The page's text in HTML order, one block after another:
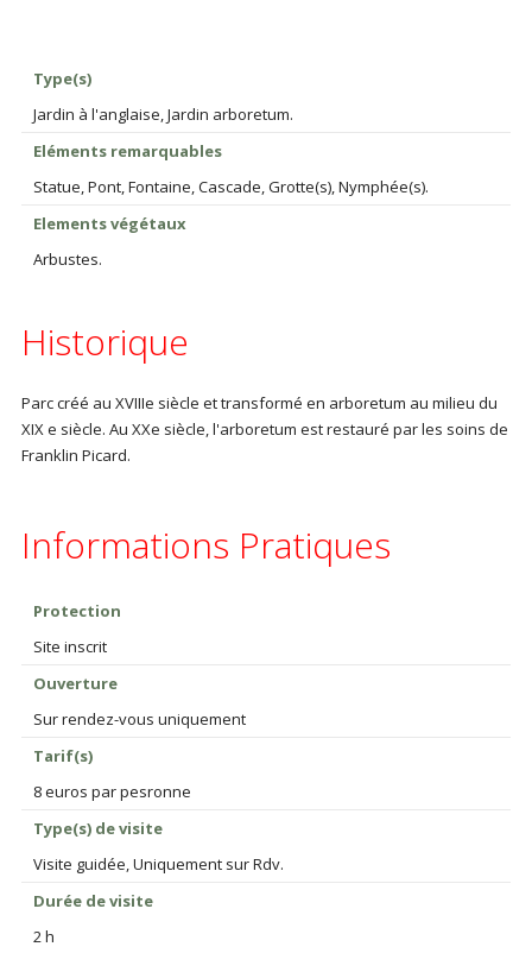
Type(s)
Jardin à l'anglaise, Jardin arboretum.
Eléments remarquables
Statue, Pont, Fontaine, Cascade, Grotte(s), Nymphée(s).
Elements végétaux
Arbustes.
Historique
Parc créé au XVIIIe siècle et transformé en arboretum au milieu du
XIX e siècle. Au XXe siècle, l'arboretum est restauré par les soins de
Franklin Picard.
Informations Pratiques
Protection
Site inscrit
Ouverture
Sur rendez-vous uniquement
Tarif(s)
8 euros par pesronne
Type(s) de visite
Visite guidée, Uniquement sur Rdv.
Durée de visite
2 h